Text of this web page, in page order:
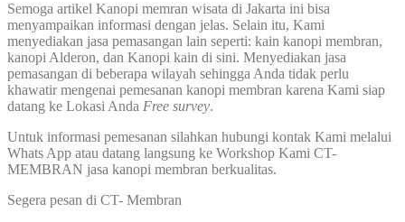
Semoga artikel Kanopi memran wisata di Jakarta ini bisa
menyampaikan informasi dengan jelas. Selain itu, Kami
menyediakan jasa pemasangan lain seperti: kain kanopi membran,
kanopi Alderon, dan Kanopi kain di sini. Menyediakan jasa
pemasangan di beberapa wilayah sehingga Anda tidak perlu
khawatir mengenai pemesanan kanopi membran karena Kami siap
datang ke Lokasi Anda Free survey.
Untuk informasi pemesanan silahkan hubungi kontak Kami melalui
Whats App atau datang langsung ke Workshop Kami CT-
MEMBRAN jasa kanopi membran berkualitas.
Segera pesan di CT- Membran